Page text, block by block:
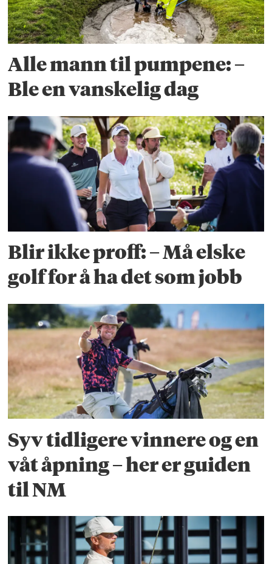
Alle mann til pumpene: –
Ble en vanskelig dag
Blir ikke proff: – Må elske
golf for å ha det som jobb
Syv tidligere vinnere og en
våt åpning – her er guiden
til NM